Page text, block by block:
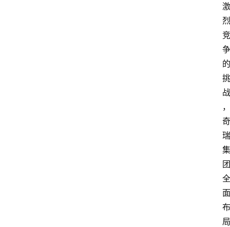
激
烈
竞
争
的
挑
战
，
奇
瑞
集
团
全
面
布
局